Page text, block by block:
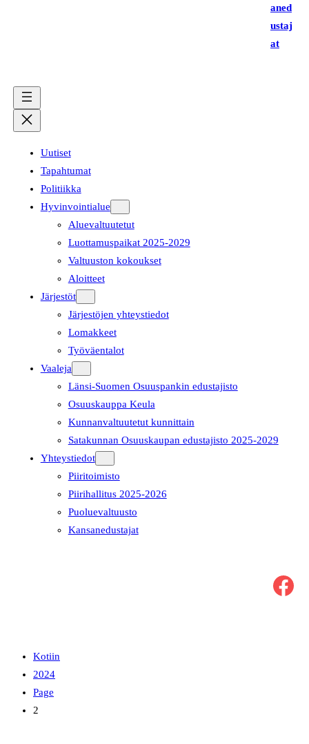
aned
ustaj
at
Uutiset
Tapahtumat
Politiikka
Hyvinvointialue
Aluevaltuutetut
Luottamuspaikat 2025-2029
Valtuuston kokoukset
Aloitteet
Järjestöt
Järjestöjen yhteystiedot
Lomakkeet
Työväentalot
Vaaleja
Länsi-Suomen Osuuspankin edustajisto
Osuuskauppa Keula
Kunnanvaltuutetut kunnittain
Satakunnan Osuuskaupan edustajisto 2025-2029
Yhteystiedot
Piiritoimisto
Piirihallitus 2025-2026
Puoluevaltuusto
Kansanedustajat
Facebook
Kotiin
2024
Page
2